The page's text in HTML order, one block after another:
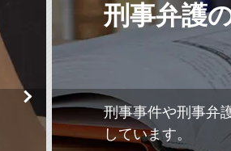
刑事弁護
刑事事件や刑事弁
しています。